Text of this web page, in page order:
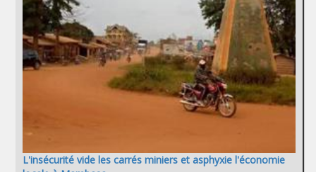
L'insécurité vide les carrés miniers et asphyxie l'économie